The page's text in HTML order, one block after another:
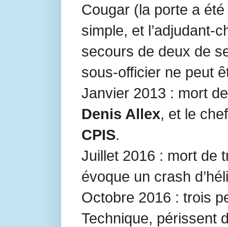
Cougar (la porte a
simple, et l’adjudant-
secours de deux de
sous-officier ne peut
Janvier 2013 : mort
Denis Allex, et le
CPIS.
Juillet 2016 : mort de
évoque un crash
Octobre 2016 : trois
Technique, périssent